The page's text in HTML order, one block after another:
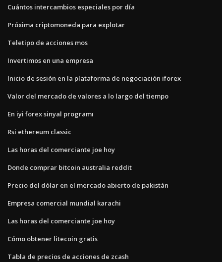
Cuántos intercambios especiales por día
Próxima criptomoneda para explotar
Teletipo de acciones mos
Invertimos en una empresa
Inicio de sesión en la plataforma de negociación iforex
Valor del mercado de valores a lo largo del tiempo
En iyi forex sinyal programı
Rsi ethereum classic
Las horas del comerciante joe hoy
Donde comprar bitcoin australia reddit
Precio del dólar en el mercado abierto de pakistán
Empresa comercial mundial karachi
Las horas del comerciante joe hoy
Cómo obtener litecoin gratis
Tabla de precios de acciones de zcash